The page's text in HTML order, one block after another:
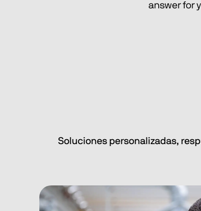
answer for
Soluciones personalizadas,